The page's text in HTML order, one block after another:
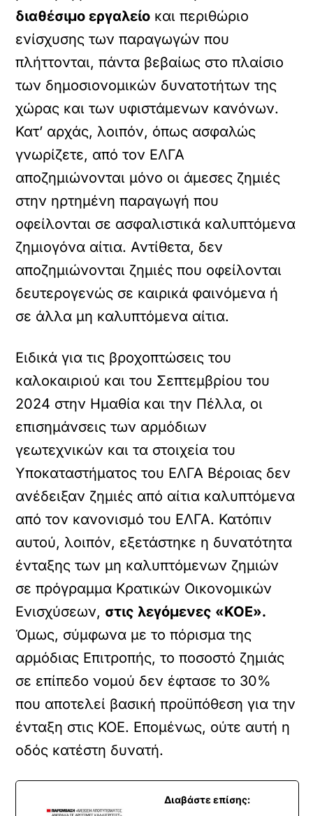
διαθέσιμο εργαλείο και περιθώριο
ενίσχυσης των παραγωγών που
πλήττονται, πάντα βεβαίως στο πλαίσιο
των δημοσιονομικών δυνατοτήτων της
χώρας και των υφιστάμενων κανόνων.
Κατ’ αρχάς, λοιπόν, όπως ασφαλώς
γνωρίζετε, από τον ΕΛΓΑ
αποζημιώνονται μόνο οι άμεσες ζημιές
στην ηρτημένη παραγωγή που
οφείλονται σε ασφαλιστικά καλυπτόμενα
ζημιογόνα αίτια. Αντίθετα, δεν
αποζημιώνονται ζημιές που οφείλονται
δευτερογενώς σε καιρικά φαινόμενα ή
σε άλλα μη καλυπτόμενα αίτια.
Ειδικά για τις βροχοπτώσεις του
καλοκαιριού και του Σεπτεμβρίου του
2024 στην Ημαθία και την Πέλλα, οι
επισημάνσεις των αρμόδιων
γεωτεχνικών και τα στοιχεία του
Υποκαταστήματος του ΕΛΓΑ Βέροιας δεν
ανέδειξαν ζημιές από αίτια καλυπτόμενα
από τον κανονισμό του ΕΛΓΑ. Κατόπιν
αυτού, λοιπόν, εξετάστηκε η δυνατότητα
ένταξης των μη καλυπτόμενων ζημιών
σε πρόγραμμα Κρατικών Οικονομικών
Ενισχύσεων, στις λεγόμενες «ΚΟΕ».
Όμως, σύμφωνα με το πόρισμα της
αρμόδιας Επιτροπής, το ποσοστό ζημιάς
σε επίπεδο νομού δεν έφτασε το 30%
που αποτελεί βασική προϋπόθεση για την
ένταξη στις ΚΟΕ. Επομένως, ούτε αυτή η
οδός κατέστη δυνατή.
Διαβάστε επίσης: